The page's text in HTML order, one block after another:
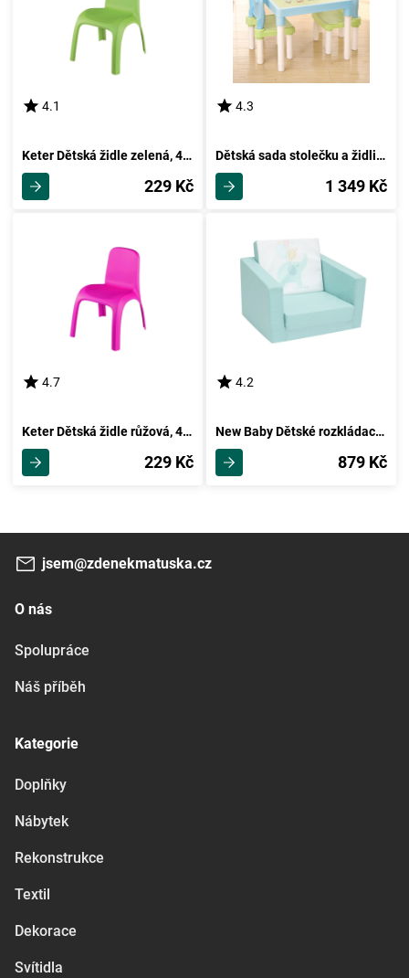
4.1
Keter Dětská židle zelená, 43 x 39 x 53 cm
229 Kč
4.3
Dětská sada stolečku a židliček Balto 3 ks, modrá
1 349 Kč
4.7
Keter Dětská židle růžová, 43 x 39 x 53 cm
229 Kč
4.2
New Baby Dětské rozkládací křesílko Elephant, mátová
879 Kč
jsem@zdenekmatuska.cz
O nás
Spolupráce
Náš příběh
Kategorie
Doplňky
Nábytek
Rekonstrukce
Textil
Dekorace
Svítidla